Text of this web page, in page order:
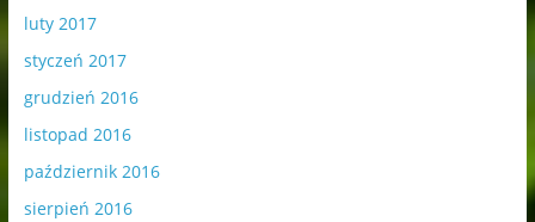
luty 2017
styczeń 2017
grudzień 2016
listopad 2016
październik 2016
sierpień 2016